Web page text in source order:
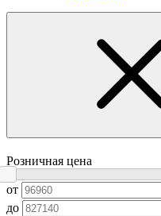
Розничная цена
от
до